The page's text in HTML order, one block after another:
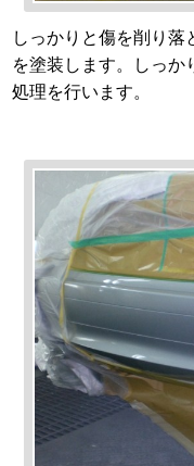
しっかりと傷を削り落
を塗装します。しっか
処理を行います。